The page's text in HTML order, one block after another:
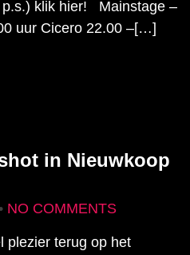
p.s.) klik hier! Mainstage –
uur Cicero 22.00 –[…]
in Nieuwkoop
• NO COMMENTS
plezier terug op het